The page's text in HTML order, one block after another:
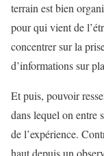
terrain est bien
pour qui vient de
concentrer sur la
d’informations sur
Et puis, pouvoir
dans lequel on entre
de l’expérience.